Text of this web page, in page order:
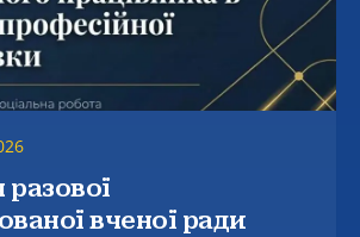
разової
вченої ради